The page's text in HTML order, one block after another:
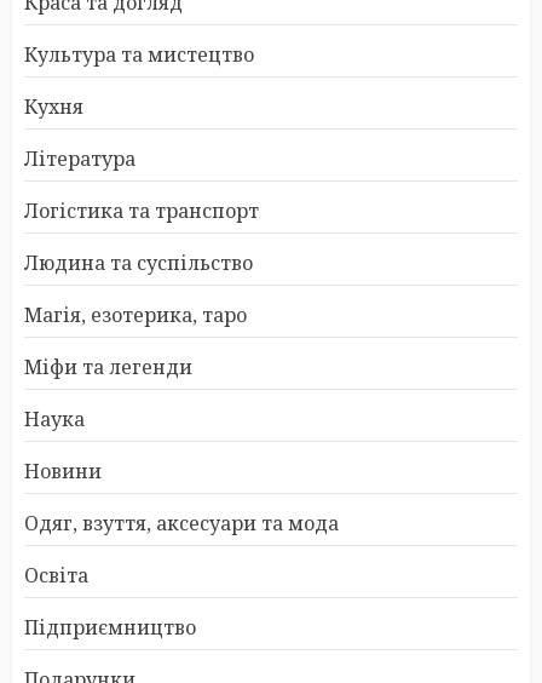
Культура та мистецтво
Кухня
Література
Логістика та транспорт
Людина та суспільство
Магія, езотерика, таро
Міфи та легенди
Наука
Новини
Одяг, взуття, аксесуари та мода
Освіта
Підприємництво